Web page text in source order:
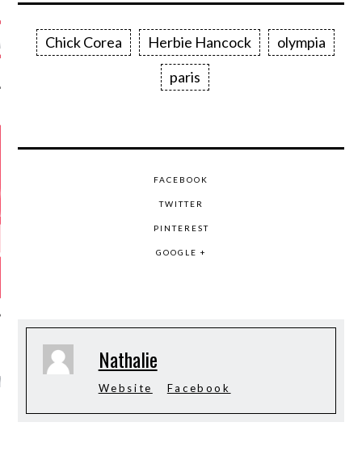
5.4
6.8
– HEL...
KARMA –
ANNIVERSAIRE
Chick Corea Herbie Hancock
olympia
paris
FACEBOOK
TWITTER
PINTEREST
GOOGLE +
Nathalie
Website Facebook